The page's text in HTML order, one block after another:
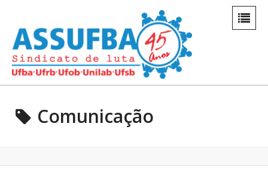
Comunicação